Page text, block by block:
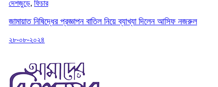
দেশজুড়ে, ফিচার
জামায়াত নিষিদ্ধের প্রজ্ঞাপন বাতিল নিয়ে ব্যাখ্যা দিলেন আসিফ নজরুল
২৮-০৮-২০২৪